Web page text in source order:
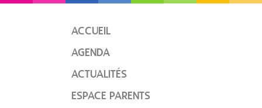
ACCUEIL
AGENDA
ACTUALITÉS
ESPACE PARENTS